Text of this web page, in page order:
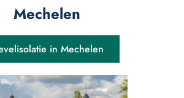
Mechelen
in Mechelen